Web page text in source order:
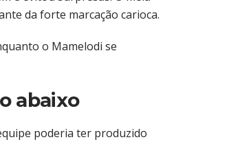
da forte marcação carioca.
o Mamelodi se
abaixo
poderia ter produzido